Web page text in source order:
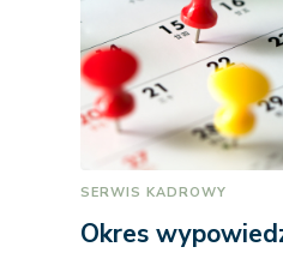
SERWIS KADROWY
Okres